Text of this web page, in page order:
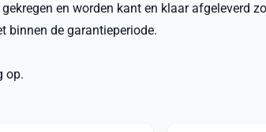
en worden kant en klaar afgeleverd
binnen de garantieperiode.
op.